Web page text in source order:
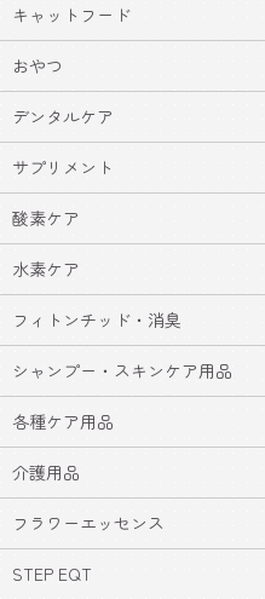
キャットフード
おやつ
デンタルケア
サプリメント
酸素ケア
水素ケア
フィトンチッド・消臭
シャンプー・スキンケア用品
各種ケア用品
介護用品
フラワーエッセンス
STEP EQT